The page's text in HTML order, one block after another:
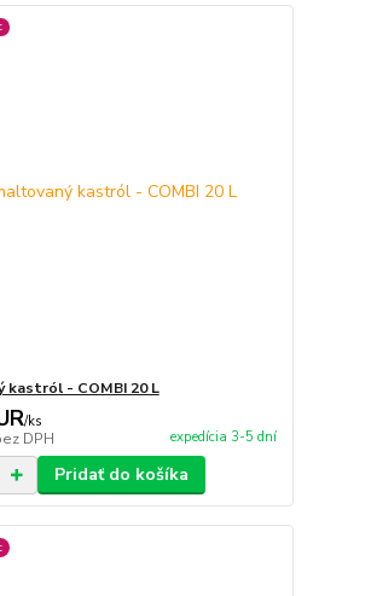
kastról - COMBI 20 L
/ks
DPH expedícia 3-5 dní
Pridať do košíka